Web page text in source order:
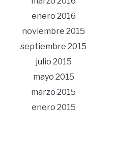
enero 2016
noviembre 2015
septiembre 2015
julio 2015
mayo 2015
marzo 2015
enero 2015